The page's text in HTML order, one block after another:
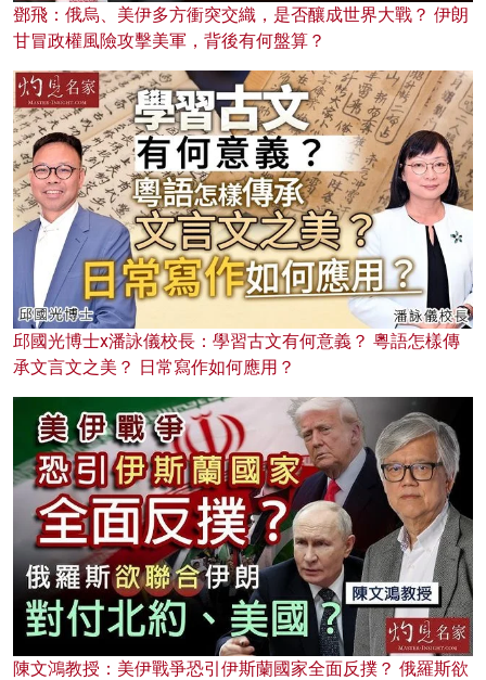
鄧飛：俄烏、美伊多方衝突交織，是否釀成世界大戰？ 伊朗
甘冒政權風險攻擊美軍，背後有何盤算？
邱國光博士x潘詠儀校長：學習古文有何意義？ 粵語怎樣傳
承文言文之美？ 日常寫作如何應用？
陳文鴻教授：美伊戰爭恐引伊斯蘭國家全面反撲？ 俄羅斯欲